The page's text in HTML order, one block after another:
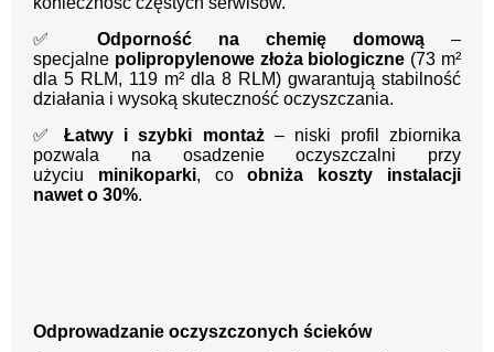
✅ Odporność na chemię domową –
specjalne polipropylenowe złoża biologiczne (73 m²
dla 5 RLM, 119 m² dla 8 RLM) gwarantują stabilność
działania i wysoką skuteczność oczyszczania.
✅Łatwy i szybki montaż– niski profil zbiornika
pozwala na osadzenie oczyszczalni przy
użyciu minikoparki, coobniża koszty instalacji
nawet o 30%.
Odprowadzanie oczyszczonych ścieków